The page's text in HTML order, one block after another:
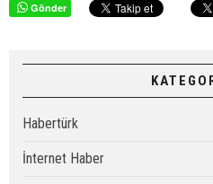
Gönder
Habertürk
İnternet Haber